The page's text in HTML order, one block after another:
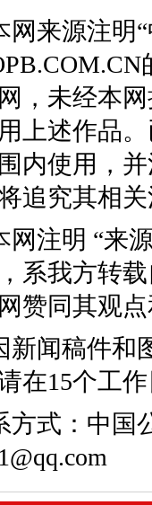
网来源注明
，未经本
上述作品
内使用，
追究其相
网注明 “来
系我方转
赞同其观
新闻稿件和
在15个工
方式：中国